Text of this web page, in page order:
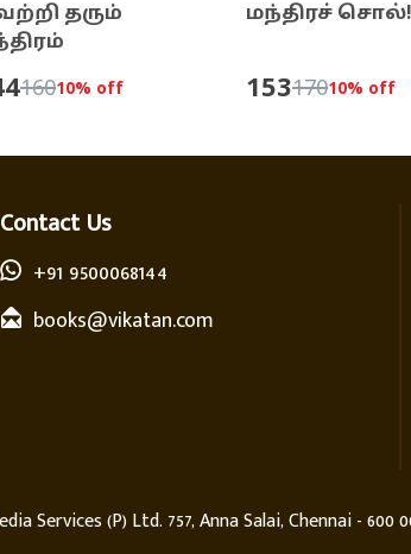
தரும்
16010% off
மந்திரச் சொல்!
15317010% off
Contact Us
+91 9500068144
books@vikatan.com
Services (P) Ltd. 757, Anna Salai, Chennai - 600